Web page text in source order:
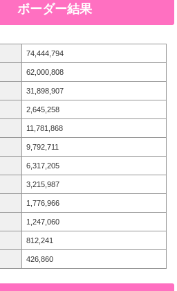
ボーダー結果
74,444,794
62,000,808
31,898,907
2,645,258
11,781,868
9,792,711
6,317,205
3,215,987
1,776,966
1,247,060
812,241
426,860